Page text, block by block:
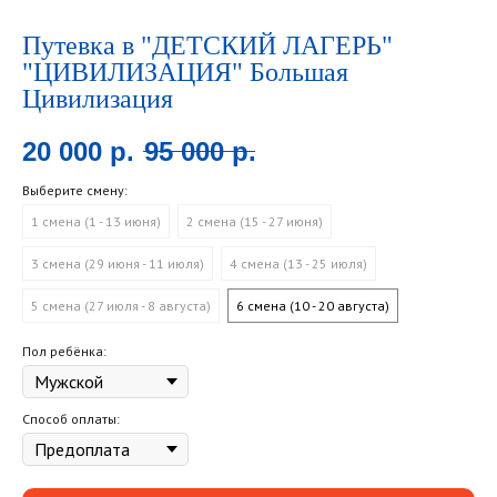
Путевка в "ДЕТСКИЙ ЛАГЕРЬ"
"ЦИВИЛИЗАЦИЯ" Большая
Цивилизация
20 000 р. 95 000 р.
Выберите смену:
1 смена (1 - 13 июня)
2 смена (15 - 27 июня)
3 смена (29 июня - 11 июля) 4 смена (13 - 25 июля)
5 смена (27 июля - 8 августа) 6 смена (10 - 20 августа)
Пол ребёнка:
Способ оплаты: